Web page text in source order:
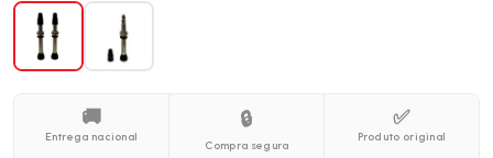
🚚
Entrega nacional
🔒
Compra segura
✅
Produto original